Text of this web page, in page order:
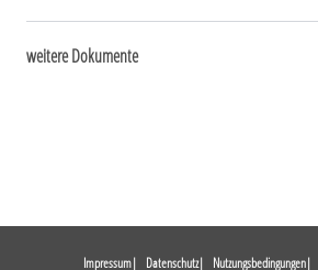
weitere Dokumente
Impressum Datenschutz Nutzungsbedingungen